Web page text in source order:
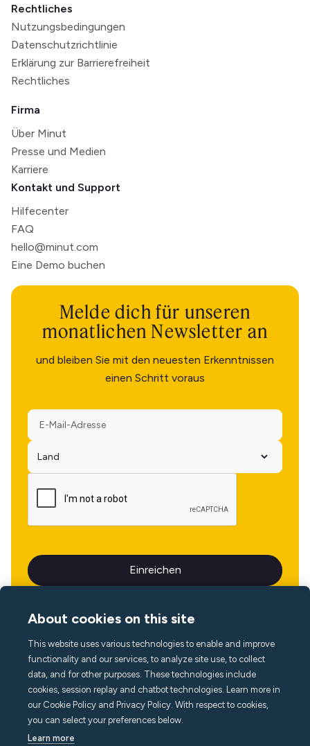
Rechtliches
Nutzungsbedingungen
Datenschutzrichtlinie
Erklärung zur Barrierefreiheit
Rechtliches
Firma
Über Minut
Presse und Medien
Karriere
Kontakt und Support
Hilfecenter
FAQ
hello@minut.com
Eine Demo buchen
Melde dich für unseren
monatlichen Newsletter an
und bleiben Sie mit den neuesten Erkenntnissen
einen Schritt voraus
Sprache
About cookies on this site
This website uses various technologies to enable and improve
functionality and our services, to analyze site use, to collect
data, and for other purposes. These technologies include
cookies, session replay and chatbot technologies. Learn more in
our Cookie Policy and Privacy Policy. With respect to cookies,
you can select your preferences below.
Learn more